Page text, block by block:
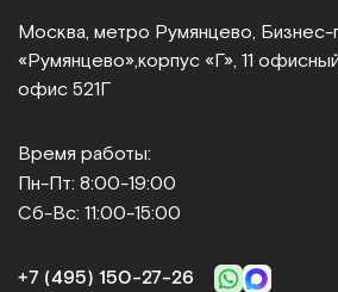
Москва, метро Румянцево,
«Румянцево», корпус «Г», 11
офис 521Г
Время работы:
Пн-Пт: 8:00-19:00
Сб-Вс: 11:00-15:00
+7 (495) 150‑27‑26